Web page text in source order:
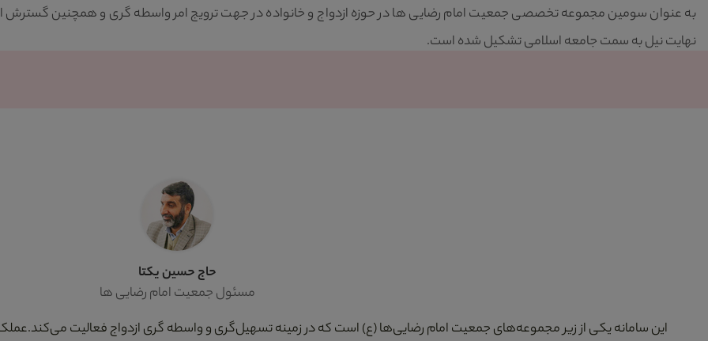
به عنوان سومین مجموعه تخصصی جمعیت امام رضایی ها در حوزه ازدواج و خانواده در جهت ترویج امر واسطه گری و همچنین گسترش
نهایت نیل به سمت جامعه اسلامی تشکیل شده است.
حاج حسین یکتا
مسئول جمعیت امام رضایی ها
این سامانه یکی از زیر مجموعه‌های جمعیت امام رضایی‌ها (ع) است که در زمینه تسهیل‌گری و واسطه گری ازدواج فعالیت